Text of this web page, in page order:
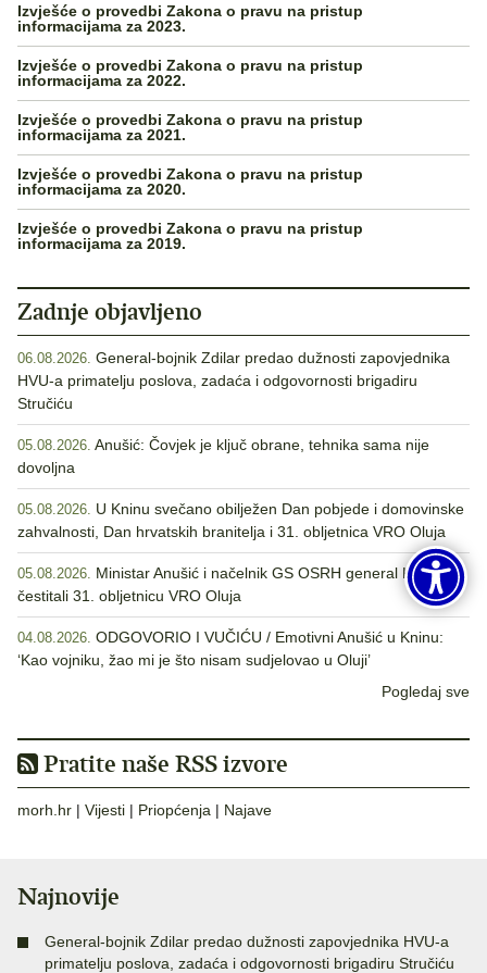
Izvješće o provedbi Zakona o pravu na pristup
informacijama za 2023.
Izvješće o provedbi Zakona o pravu na pristup
informacijama za 2022.
Izvješće o provedbi Zakona o pravu na pristup
informacijama za 2021.
Izvješće o provedbi Zakona o pravu na pristup
informacijama za 2020.
Izvješće o provedbi Zakona o pravu na pristup
informacijama za 2019.
Zadnje objavljeno
06.08.2026. General-bojnik Zdilar predao dužnosti zapovjednika
HVU-a primatelju poslova, zadaća i odgovornosti brigadiru
Stručiću
05.08.2026. Anušić: Čovjek je ključ obrane, tehnika sama nije
dovoljna
05.08.2026. U Kninu svečano obilježen Dan pobjede i domovinske
zahvalnosti, Dan hrvatskih branitelja i 31. obljetnica VRO Oluja
05.08.2026. Ministar Anušić i načelnik GS OSRH general Kundid
čestitali 31. obljetnicu VRO Oluja
04.08.2026. ODGOVORIO I VUČIĆU / Emotivni Anušić u Kninu:
‘Kao vojniku, žao mi je što nisam sudjelovao u Oluji’
Pogledaj sve
Pratite naše RSS izvore
morh.hr | Vijesti | Priopćenja | Najave
Najnovije
General-bojnik Zdilar predao dužnosti zapovjednika HVU-a
primatelju poslova, zadaća i odgovornosti brigadiru Stručiću